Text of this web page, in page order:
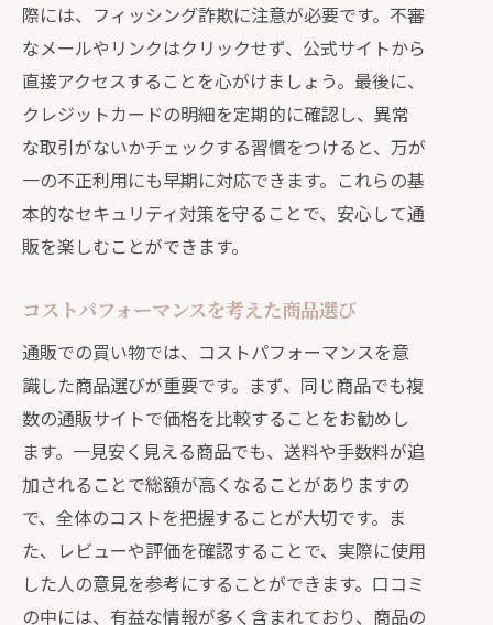
際には、フィッシング詐欺に注意が必要です。不審
なメールやリンクはクリックせず、公式サイトから
直接アクセスすることを心がけましょう。最後に、
クレジットカードの明細を定期的に確認し、異常
な取引がないかチェックする習慣をつけると、万が
一の不正利用にも早期に対応できます。これらの基
本的なセキュリティ対策を守ることで、安心して通
販を楽しむことができます。
コストパフォーマンスを考えた商品選び
通販での買い物では、コストパフォーマンスを意
識した商品選びが重要です。まず、同じ商品でも複
数の通販サイトで価格を比較することをお勧めし
ます。一見安く見える商品でも、送料や手数料が追
加されることで総額が高くなることがありますの
で、全体のコストを把握することが大切です。ま
た、レビューや評価を確認することで、実際に使用
した人の意見を参考にすることができます。口コミ
の中には、有益な情報が多く含まれており、商品の